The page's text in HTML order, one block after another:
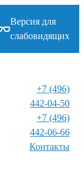
Версия для
слабовидящих
+7 (496)
442-04-50
+7 (496)
442-06-66
Контакты⁠